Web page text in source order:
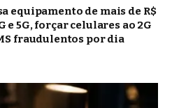
equipamento de mais de R$
e 5G, forçar celulares ao 2G
fraudulentos por dia